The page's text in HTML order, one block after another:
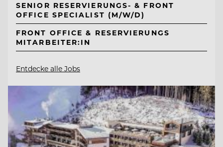
SENIOR RESERVIERUNGS- & FRONT
OFFICE SPECIALIST (M/W/D)
FRONT OFFICE & RESERVIERUNGS
MITARBEITER:IN
Entdecke alle Jobs